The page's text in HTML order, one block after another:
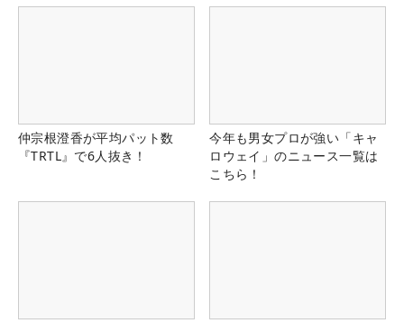
仲宗根澄香が平均パット数
『TRTL』で6人抜き！
今年も男女プロが強い「キャ
ロウェイ」のニュース一覧は
こちら！